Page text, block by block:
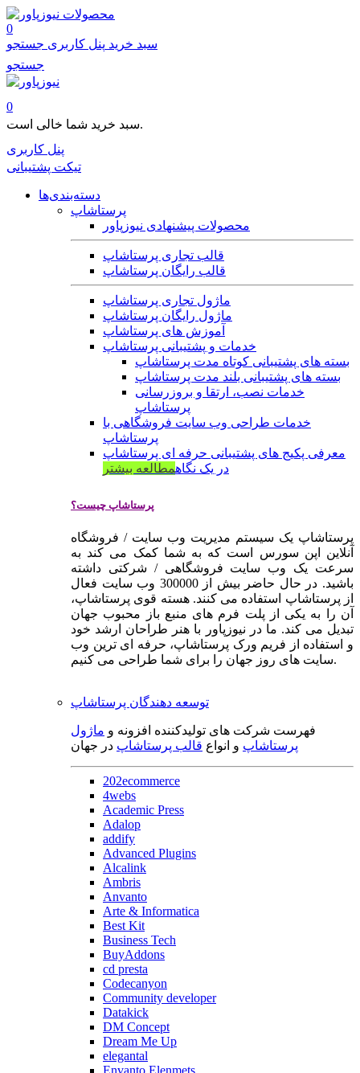
محصولات
0
سبد خرید پنل کاربری جستجو
جستجو
0
سبد خرید شما خالی است.
پنل کاربری
تیکت پشتیبانی
دسته‌بندی‌ها
پرستاشاپ
محصولات پیشنهادی نیوزپاور
قالب تجاری پرستاشاپ
قالب رایگان پرستاشاپ
ماژول تجاری پرستاشاپ
ماژول رایگان پرستاشاپ
آموزش های پرستاشاپ
خدمات و پشتیبانی پرستاشاپ
بسته های پشتیبانی کوتاه مدت پرستاشاپ
بسته های پشتیبانی بلند مدت پرستاشاپ
خدمات نصب، ارتقا و بروزرسانی
پرستاشاپ
خدمات طراحی وب سایت فروشگاهی با
پرستاشاپ
معرفی پکیج های پشتیبانی حرفه ای پرستاشاپ
در یک نگاهمطالعه بیشتر
پرستاشاپ چیست؟
پرستاشاپ یک سیستم مدیریت وب سایت / فروشگاه
آنلاین اپن سورس است که به شما کمک می کند به
سرعت یک وب سایت فروشگاهی / شرکتی داشته
باشید. در حال حاضر بیش از 300000 وب سایت فعال
از پرستاشاپ استفاده می کنند. هسته قوی پرستاشاپ،
آن را به یکی از پلت فرم های منبع باز محبوب جهان
تبدیل می کند. ما در نیوزپاور با هنر طراحان ارشد خود
و استفاده از فریم ورک پرستاشاپ، حرفه ای ترین وب
سایت های روز جهان را برای شما طراحی می کنیم.
توسعه دهندگان پرستاشاپ
فهرست شرکت های تولیدکننده افزونه و ماژول
پرستاشاپ و انواع قالب پرستاشاپ در جهان
202ecommerce
4webs
Academic Press
Adalop
addify
Advanced Plugins
Alcalink
Ambris
Anvanto
Arte & Informatica
Best Kit
Business Tech
BuyAddons
cd presta
Codecanyon
Community developer
Datakick
DM Concept
Dream Me Up
elegantal
Envanto Elenmets